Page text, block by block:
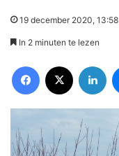
19 december 2020, 13:58
In 2 minuten te lezen